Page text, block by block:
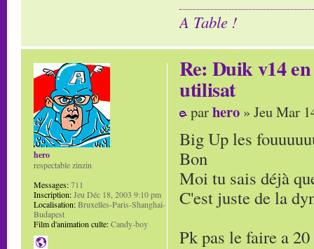
A Table !
Re: Duik v14
utilisat
parhero » Jeu Mar
Big Up les
Bon
Moi tu sais déjà
C'est juste de la
Pk pas le faire a
hero
respectable zinzin
Messages:711
Inscription:Jeu Déc 18, 2003 9:10 pm
Localisation:Bruxelles-Paris-Shanghai-
Budapest
Film d'animation culte:Candy-boy